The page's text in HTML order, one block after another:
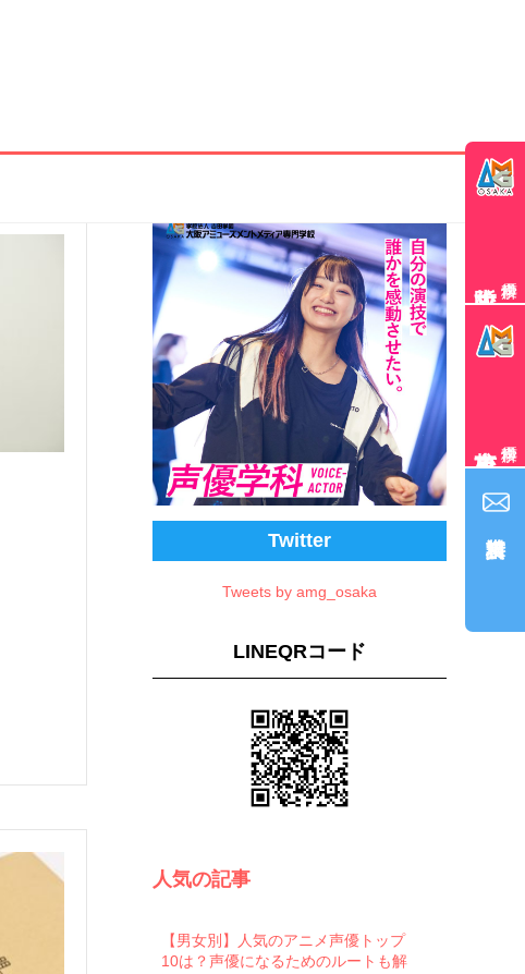
Twitter
Tweets by amg_osaka
LINEQRコード
人気の記事
【男女別】人気のアニメ声優トップ
10は？声優になるためのルートも解